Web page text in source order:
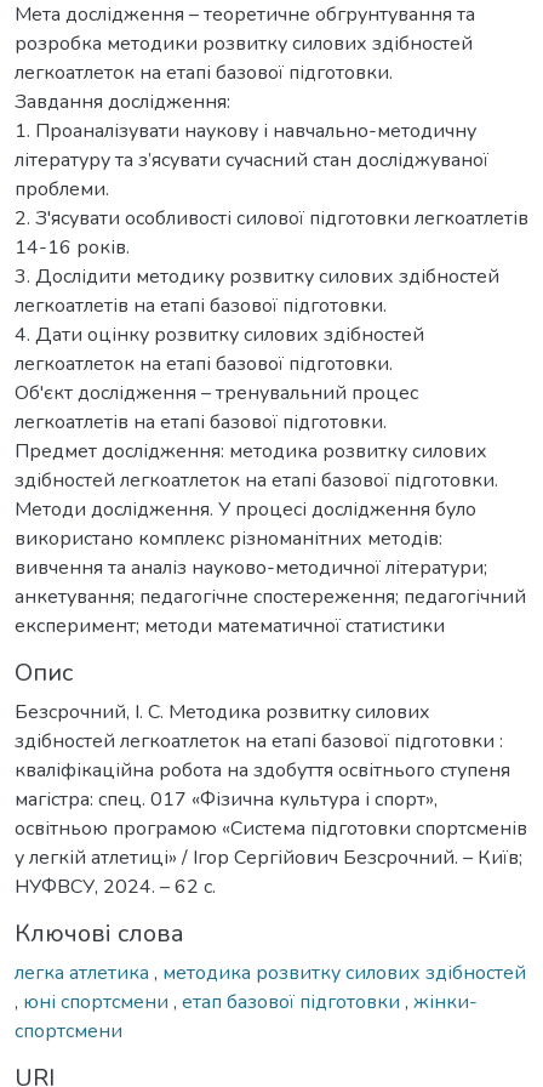
Мета дослідження – теоретичне обгрунтування та
розробка методики розвитку силових здібностей
легкоатлеток на етапі базової підготовки.
Завдання дослідження:
1. Проаналізувати наукову і навчально-методичну
літературу та з’ясувати сучасний стан досліджуваної
проблеми.
2. З'ясувати особливості силової підготовки легкоатлетів
14-16 років.
3. Дослідити методику розвитку силових здібностей
легкоатлетів на етапі базової підготовки.
4. Дати оцінку розвитку силових здібностей
легкоатлеток на етапі базової підготовки.
Об'єкт дослідження – тренувальний процес
легкоатлетів на етапі базової підготовки.
Предмет дослідження: методика розвитку силових
здібностей легкоатлеток на етапі базової підготовки.
Методи дослідження. У процесі дослідження було
використано комплекс різноманітних методів:
вивчення та аналіз науково-методичної літератури;
анкетування; педагогічне спостереження; педагогічний
експеримент; методи математичної статистики
Опис
Безсрочний, І. С. Методика розвитку силових
здібностей легкоатлеток на етапі базової підготовки :
кваліфікаційна робота на здобуття освітнього ступеня
магістра: спец. 017 «Фізична культура і спорт»,
освітньою програмою «Система підготовки спортсменів
у легкій атлетиці» / Ігор Сергійович Безсрочний. – Київ;
НУФВСУ, 2024. – 62 с.
Ключові слова
легка атлетика , методика розвитку силових здібностей
, юні спортсмени , етап базової підготовки , жінки-
спортсмени
URI